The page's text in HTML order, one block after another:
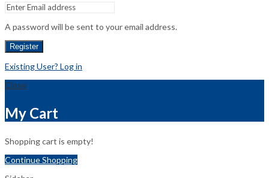
A password will be sent to your email address.
Register
Existing User? Log in
Close
My Cart
Shopping cart is empty!
Continue Shopping